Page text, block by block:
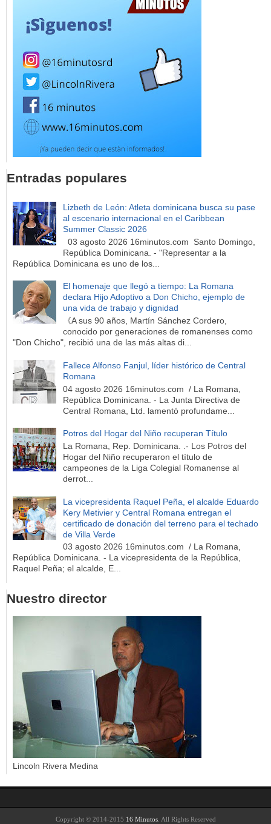
Entradas populares
Lizbeth de León: Atleta dominicana busca su pase
al escenario internacional en el Caribbean
Summer Classic 2026
03 agosto 2026 16minutos.com Santo Domingo,
República Dominicana. - "Representar a la
República Dominicana es uno de los...
El homenaje que llegó a tiempo: La Romana
declara Hijo Adoptivo a Don Chicho, ejemplo de
una vida de trabajo y dignidad
《A sus 90 años, Martín Sánchez Cordero,
conocido por generaciones de romanenses como
"Don Chicho", recibió una de las más altas di...
Fallece Alfonso Fanjul, líder histórico de Central
Romana
04 agosto 2026 16minutos.com / La Romana,
República Dominicana. - La Junta Directiva de
Central Romana, Ltd. lamentó profundame...
Potros del Hogar del Niño recuperan Título
La Romana, Rep. Dominicana. .- Los Potros del
Hogar del Niño recuperaron el título de
campeones de la Liga Colegial Romanense al
derrot...
La vicepresidenta Raquel Peña, el alcalde Eduardo
Kery Metivier y Central Romana entregan el
certificado de donación del terreno para el techado
de Villa Verde
03 agosto 2026 16minutos.com / La Romana,
República Dominicana. - La vicepresidenta de la República,
Raquel Peña; el alcalde, E...
Nuestro director
Lincoln Rivera Medina
Copyright © 2014-2015 16 Minutos. All Rights Reserved